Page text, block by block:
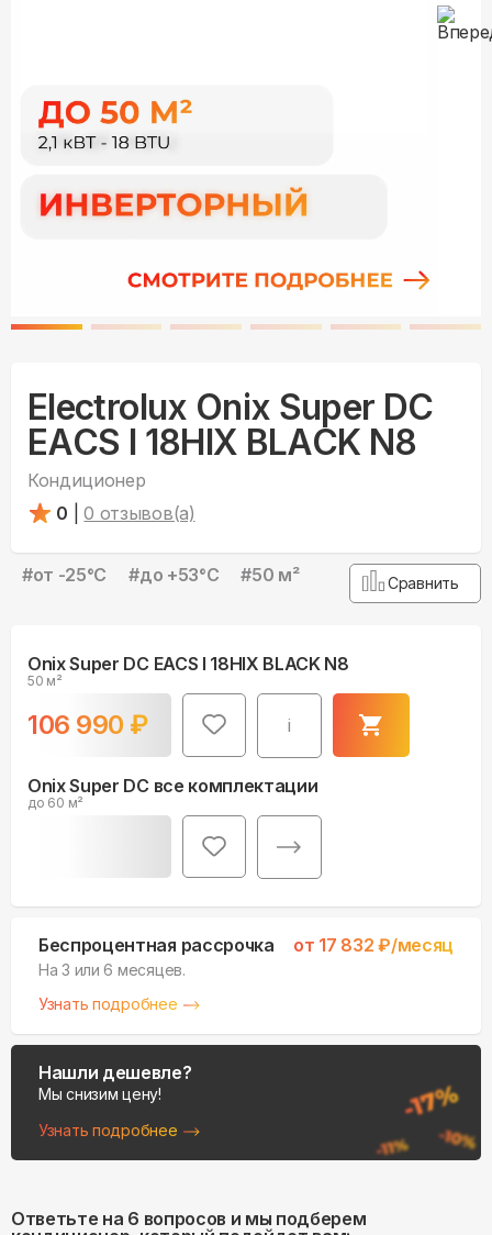
Electrolux Onix Super DC
EACS I 18HIX BLACK N8
Кондиционер
0
0 отзывов(а)
#от -25°С #до +53°С #50 м² Сравнить
Onix Super DC EACS I 18HIX BLACK N8
50 м²
106 990 ₽ i
Onix Super DC все комплектации
до 60 м²
Беспроцентная рассрочка от 17 832 ₽/месяц
На 3 или 6 месяцев.
Узнать подробнее
Нашли дешевле?
Мы снизим цену!
Узнать подробнее
Ответьте на 6 вопросов и мы подберем